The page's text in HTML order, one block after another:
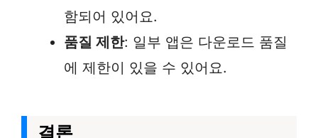
함되어 있어요.
품질 제한: 일부 앱은 다운로드 품질
에 제한이 있을 수 있어요.
결론